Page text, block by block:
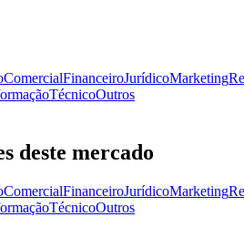
ComercialFinanceiroJurídicoMarketing
TécnicoOutros
deste mercado
ComercialFinanceiroJurídicoMarketing
TécnicoOutros